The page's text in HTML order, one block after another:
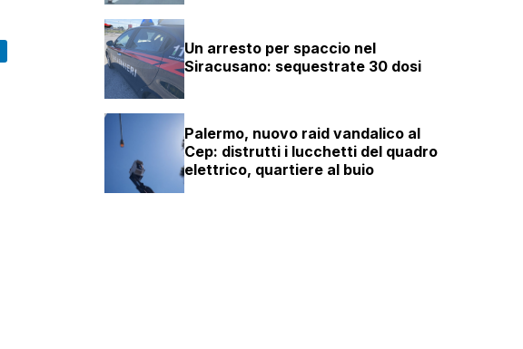
Un arresto per spaccio nel
Siracusano: sequestrate 30 dosi
Palermo, nuovo raid vandalico al
Cep: distrutti i lucchetti del quadro
elettrico, quartiere al buio